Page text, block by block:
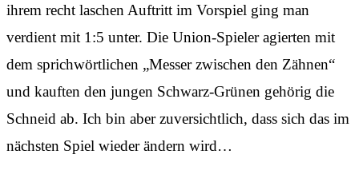
ihrem recht laschen Auftritt im Vorspiel ging man
verdient mit 1:5 unter. Die Union-Spieler agierten mit
dem sprichwörtlichen „Messer zwischen den Zähnen“
und kauften den jungen Schwarz-Grünen gehörig die
Schneid ab. Ich bin aber zuversichtlich, dass sich das im
nächsten Spiel wieder ändern wird…